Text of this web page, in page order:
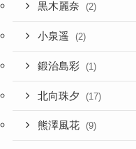
黒木麗奈 (2)
小泉遥 (2)
鍛治島彩 (1)
北向珠夕 (17)
熊澤風花 (9)